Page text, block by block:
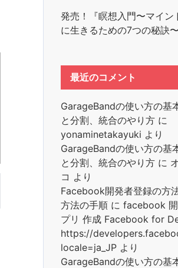
発売！『瞑想入門〜マイン
に生きるための7つの秘訣〜
最近のコメント
GarageBandの使い方の基
と分割、統合のやり方 に
yonaminetakayuki より
GarageBandの使い方の基
と分割、統合のやり方 に
コ より
Facebook開発者登録の方
方法の手順 に facebook
プリ 作成 Facebook for
https://
locale=ja_JP より
GarageBandの使い方の基